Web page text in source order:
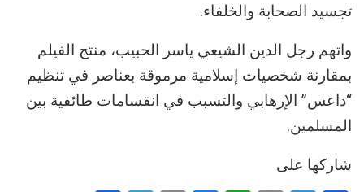
تجسيد الصحابة والخلفاء.
واتهم رجل الدين الشيعي ياسر الحبيب، منتج الفيلم
بمقارنة شخصيات إسلامية مرموقة بعناصر في تنظيم
“داعس” الإرهابي والتسبب في انقسامات طائفية بين
المسلمين.
شاركها على